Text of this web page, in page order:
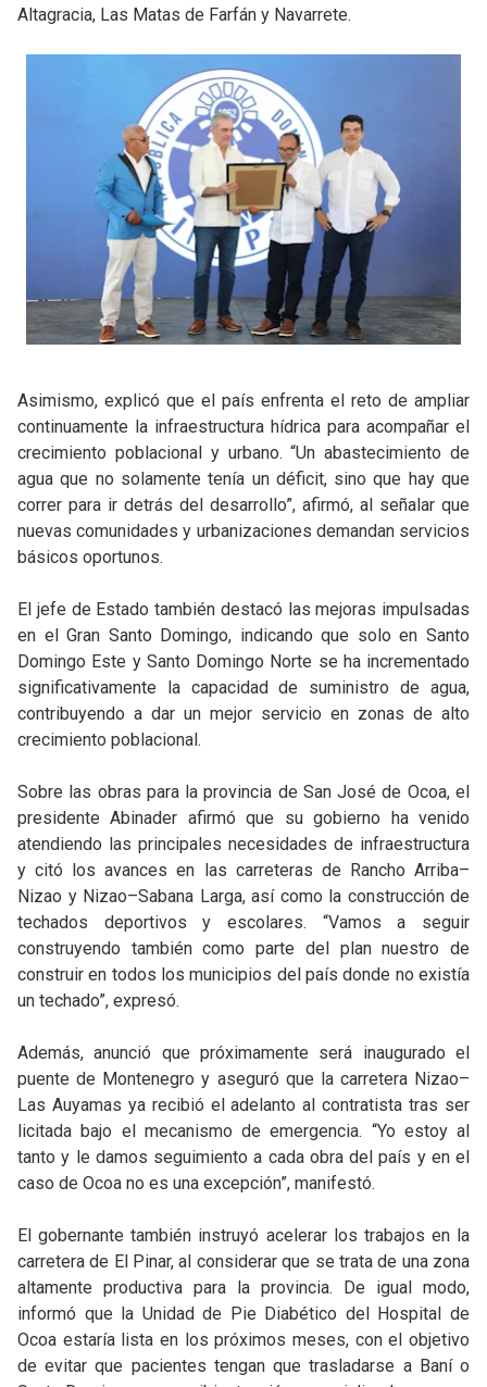
Altagracia, Las Matas de Farfán y Navarrete.
Asimismo, explicó que el país enfrenta el reto de ampliar
continuamente la infraestructura hídrica para acompañar el
crecimiento poblacional y urbano. “Un abastecimiento de
agua que no solamente tenía un déficit, sino que hay que
correr para ir detrás del desarrollo”, afirmó, al señalar que
nuevas comunidades y urbanizaciones demandan servicios
básicos oportunos.
El jefe de Estado también destacó las mejoras impulsadas
en el Gran Santo Domingo, indicando que solo en Santo
Domingo Este y Santo Domingo Norte se ha incrementado
significativamente la capacidad de suministro de agua,
contribuyendo a dar un mejor servicio en zonas de alto
crecimiento poblacional.
Sobre las obras para la provincia de San José de Ocoa, el
presidente Abinader afirmó que su gobierno ha venido
atendiendo las principales necesidades de infraestructura
y citó los avances en las carreteras de Rancho Arriba–
Nizao y Nizao–Sabana Larga, así como la construcción de
techados deportivos y escolares. “Vamos a seguir
construyendo también como parte del plan nuestro de
construir en todos los municipios del país donde no existía
un techado”, expresó.
Además, anunció que próximamente será inaugurado el
puente de Montenegro y aseguró que la carretera Nizao–
Las Auyamas ya recibió el adelanto al contratista tras ser
licitada bajo el mecanismo de emergencia. “Yo estoy al
tanto y le damos seguimiento a cada obra del país y en el
caso de Ocoa no es una excepción”, manifestó.
El gobernante también instruyó acelerar los trabajos en la
carretera de El Pinar, al considerar que se trata de una zona
altamente productiva para la provincia. De igual modo,
informó que la Unidad de Pie Diabético del Hospital de
Ocoa estaría lista en los próximos meses, con el objetivo
de evitar que pacientes tengan que trasladarse a Baní o